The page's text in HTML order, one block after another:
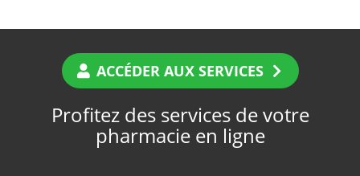
ACCÉDER AUX SERVICES
Profitez des services de votre
pharmacie en ligne